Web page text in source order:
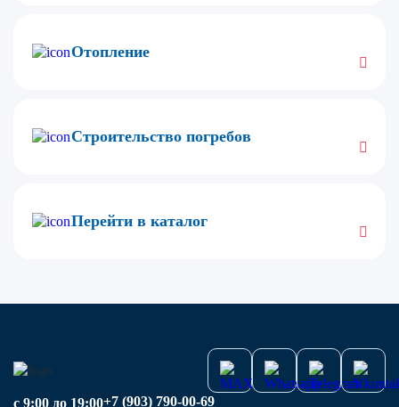
Отопление
Строительство погребов
Перейти в каталог
с 9:00 до 19:00+7 (903) 790-00-69